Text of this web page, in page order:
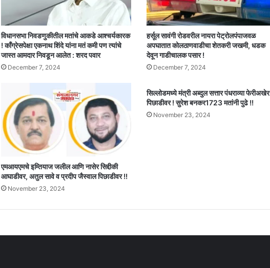
विधानसभा निवडणुकीतील मतांचे आकडे आश्चर्यकारक
! काँग्रेसपेक्षा एकनाथ शिंदे यांना मतं कमी पण त्यांचे
जास्त आमदार निवडून आलेत : शरद पवार
December 7, 2024
हर्सूल सावंगी रोडवरील नायरा पेट्रोलपंपाजवळ
अपघातात कोलठाणवाडीचा शेतकरी जखमी, धडक
देवून गाडीचालक पसार !
December 7, 2024
एमआयएमचे इम्तियाज जलील आणि नासेर सिद्दीकी
आघाडीवर, अतुल सावे व प्रदीप जैस्वाल पिछाडीवर !!
November 23, 2024
सिल्लोडमध्ये मंत्री अब्दुल सत्तार पंधराव्या फेरीअखेर
पिछाडीवर ! सुरेश बनकर1723 मतांनी पुढे !!
November 23, 2024